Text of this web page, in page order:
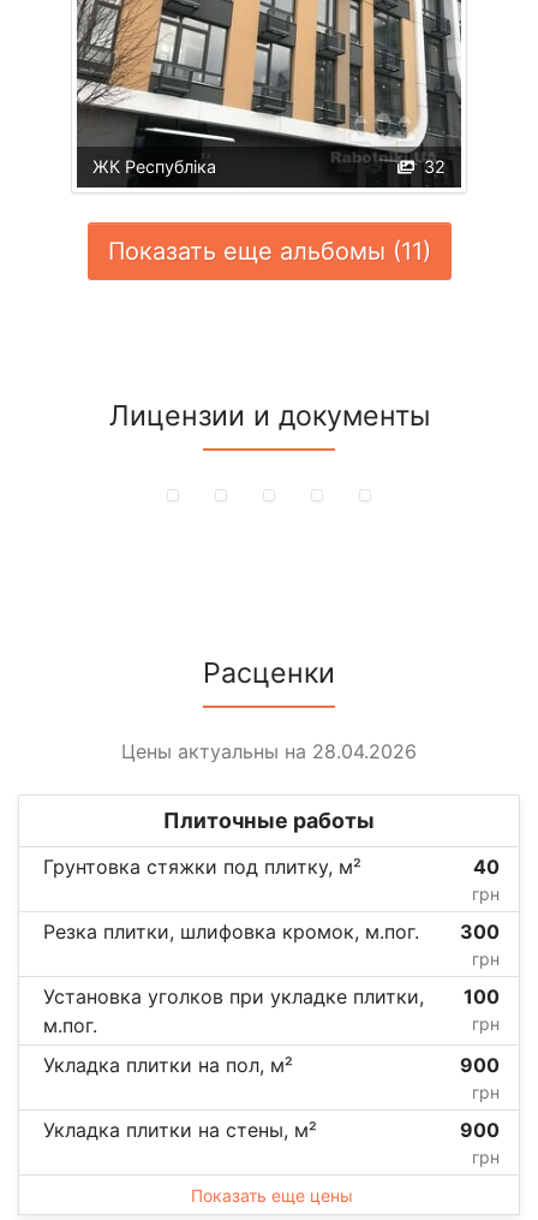
32
ЖК Республіка
Показать еще альбомы (11)
Лицензии и документы
Расценки
Цены актуальны на 28.04.2026
Плиточные работы
Грунтовка стяжки под плитку, м² 40
грн
Резка плитки, шлифовка кромок, м.пог. 300
грн
Установка уголков при укладке плитки,
м.пог.
100
грн
Укладка плитки на пол, м² 900
грн
Укладка плитки на стены, м² 900
грн
Показать еще цены